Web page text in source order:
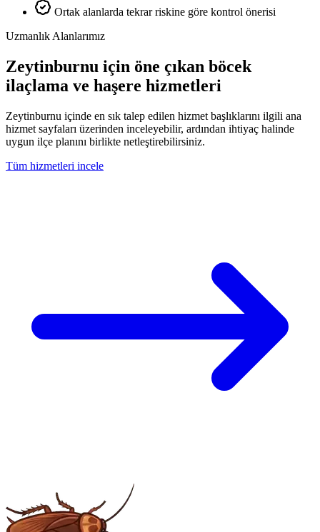
Ortak alanlarda tekrar riskine göre kontrol önerisi
Uzmanlık Alanlarımız
Zeytinburnu için öne çıkan böcek
ilaçlama ve haşere hizmetleri
Zeytinburnu içinde en sık talep edilen hizmet başlıklarını ilgili ana
hizmet sayfaları üzerinden inceleyebilir, ardından ihtiyaç halinde
uygun ilçe planını birlikte netleştirebilirsiniz.
Tüm hizmetleri incele